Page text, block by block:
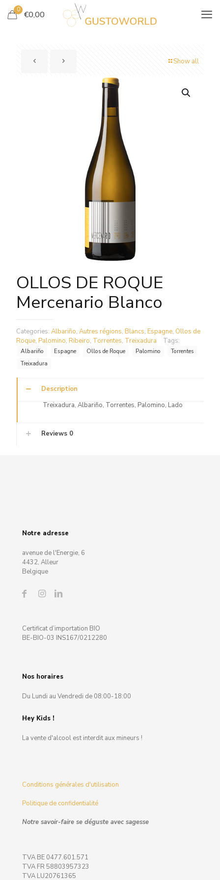
0 €0,00
Show all
OLLOS DE ROQUE
Mercenario Blanco
Categories: Albariño, Autres régions, Blancs, Espagne, Ollos de
Roque, Palomino, Ribeiro, Torrentes, Treixadura Tags:
Albariño Espagne Ollos de Roque Palomino
Torrentes
Treixadura
Description
Treixadura, Albariño, Torrentes, Palomino, Lado
Reviews 0
Notre adresse
avenue de l'Energie, 6
4432, Alleur
Belgique
Certificat d’importation BIO
BE-BIO-03 INS167/0212280
Nos horaires
Du Lundi au Vendredi de 08:00-18:00
Hey Kids !
La vente d'alcool est interdit aux mineurs !
Conditions générales d'utilisation
Politique de confidentialité
Notre savoir-faire se déguste avec sagesse
TVA BE 0477.601.571
TVA FR 58803957323
TVA LU20761365